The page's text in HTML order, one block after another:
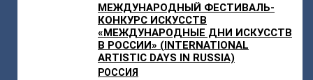
МЕЖДУНАРОДНЫЙ ФЕСТИВАЛЬ-
КОНКУРС ИСКУССТВ
«МЕЖДУНАРОДНЫЕ ДНИ ИСКУССТВ
В РОССИИ» (INTERNATIONAL
ARTISTIC DAYS IN RUSSIA)
РОССИЯ